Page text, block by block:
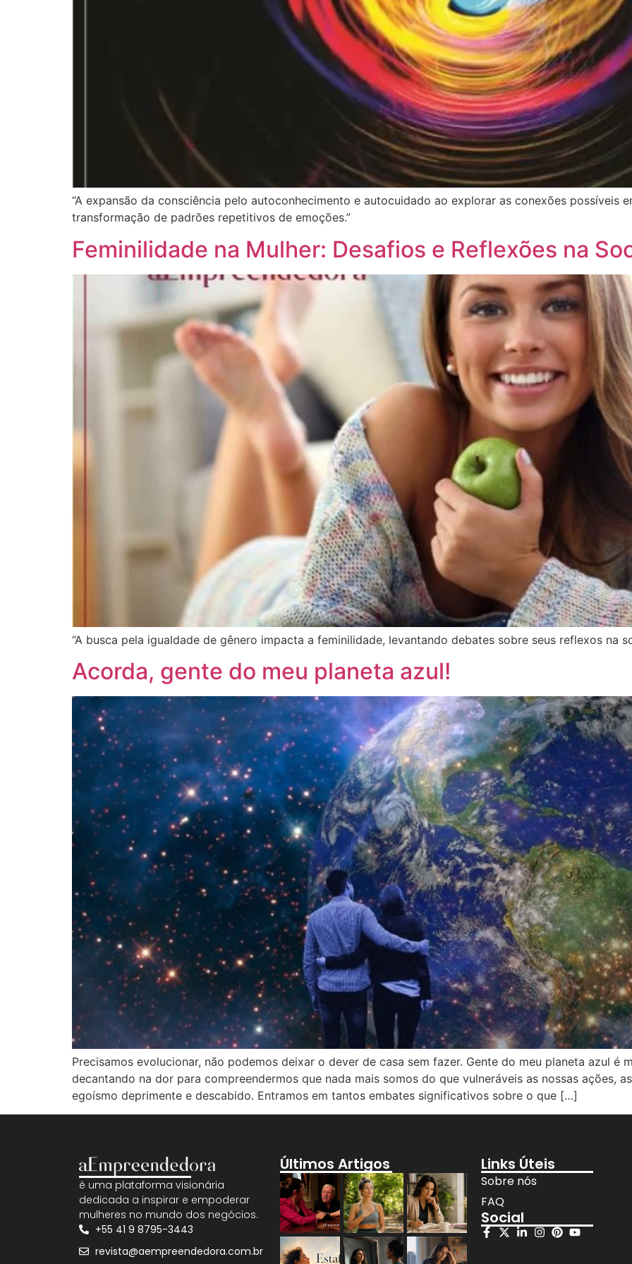
“A expansão da consciência pelo autoconhecimento e autocuidado ao explorar as conexões possíveis
transformação de padrões repetitivos de emoções.”
Feminilidade na Mulher: Desafios e Reflexões na
“A busca pela igualdade de gênero impacta a feminilidade, levantando debates sobre seus reflexos na
Acorda, gente do meu planeta azul!
Precisamos evolucionar, não podemos deixar o dever de casa sem fazer. Gente do meu planeta azul é
decantando na dor para compreendermos que nada mais somos do que vulneráveis as nossas ações,
egoísmo deprimente e descabido. Entramos em tantos embates significativos sobre o que […]
é uma plataforma visionária
dedicada a inspirar e empoderar
mulheres no mundo dos negócios.
+55 41 9 8795-3443
revista@aempreendedora.com.br
Últimos Artigos Links Úteis
Sobre nós
FAQ
Social